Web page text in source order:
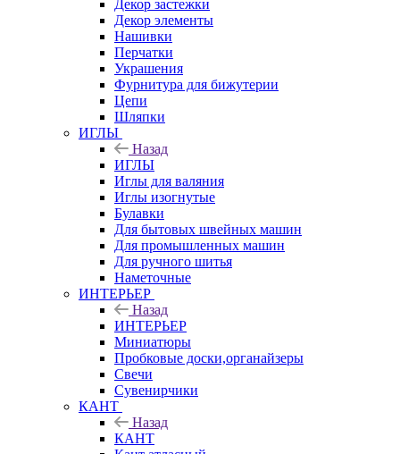
Декор застежки
Декор элементы
Нашивки
Перчатки
Украшения
Фурнитура для бижутерии
Цепи
Шляпки
ИГЛЫ
Назад
ИГЛЫ
Иглы для валяния
Иглы изогнутые
Булавки
Для бытовых швейных машин
Для промышленных машин
Для ручного шитья
Наметочные
ИНТЕРЬЕР
Назад
ИНТЕРЬЕР
Миниатюры
Пробковые доски,органайзеры
Свечи
Сувенирчики
КАНТ
Назад
КАНТ